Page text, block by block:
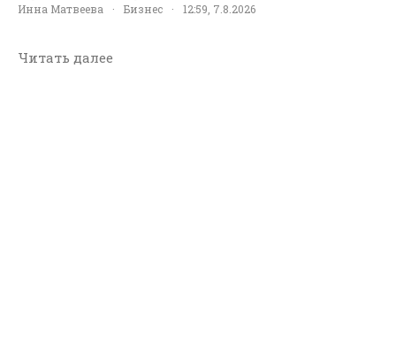
Инна Матвеева · Бизнес · 12:59, 7.8.2026
Читать далее